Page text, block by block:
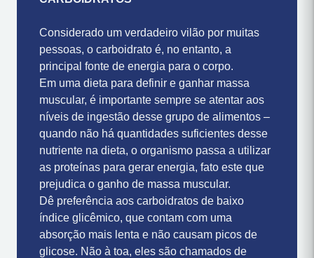
CARBOIDRATOS
Considerado um verdadeiro vilão por muitas
pessoas, o carboidrato é, no entanto, a
principal fonte de energia para o corpo.
Em uma dieta para definir e ganhar massa
muscular, é importante sempre se atentar aos
níveis de ingestão desse grupo de alimentos –
quando não há quantidades suficientes desse
nutriente na dieta, o organismo passa a utilizar
as proteínas para gerar energia, fato este que
prejudica o ganho de massa muscular.
Dê preferência aos carboidratos de baixo
índice glicêmico, que contam com uma